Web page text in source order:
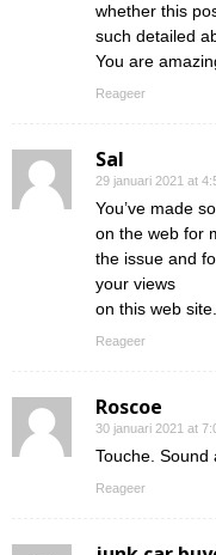
whether this
such detailed
You are
Reageer
Sal
29 januari 2021 at
You’ve made
on the web for
the issue and
your views
on this web site.
Reageer
Roscoe
30 januari 2021 at
Touche.
Reageer